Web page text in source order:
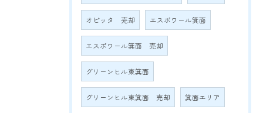
オピッタ 売却 エスポワール箕面
エスポワール箕面 売却
グリーンヒル東箕面
グリーンヒル東箕面 売却 箕面エリア